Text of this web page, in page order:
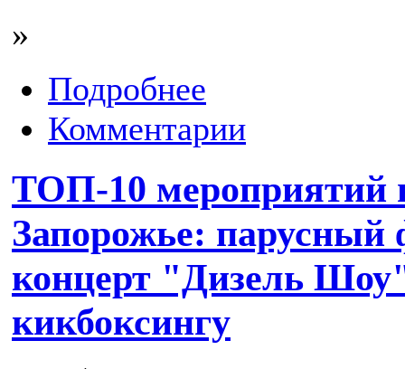
»
Подробнее
Комментарии
ТОП-10 мероприятий
Запорожье: парусный
концерт "Дизель
кикбоксингу